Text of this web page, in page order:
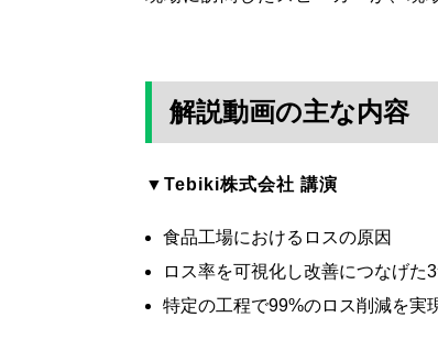
解説動画の主な内容
▼Tebiki株式会社 講演
食品工場におけるロスの原因
ロス率を可視化し改善につなげた
特定の工程で99%のロス削減を実